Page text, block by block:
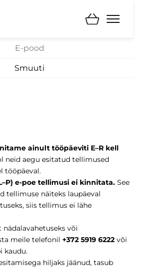
E-pood
Smuuti
ainult tööpäeviti E–R kell
neid aegu esitatud tellimused
tööpäeval.
e-poe tellimusi ei kinnitata. See
tellimuse näiteks laupäeval
siis tellimus ei lähe
või
meile telefonil +372 5919 6222 või
kaudu.
hiljaks jäänud, tasub